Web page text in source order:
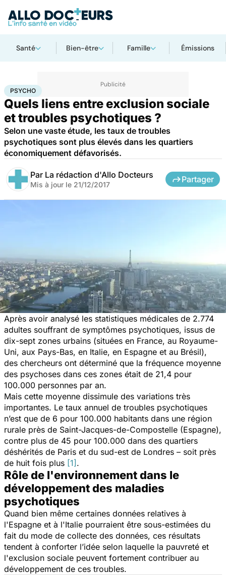
Santé Bien-être Famille Émissions
AccueilBien-être
PSYCHO
Quels liens entre exclusion sociale
et troubles psychotiques ?
Selon une vaste étude, les taux de troubles
psychotiques sont plus élevés dans les quartiers
économiquement défavorisés.
Par La rédaction d'Allo Docteurs
Mis à jour le 21/12/2017
Partager
Après avoir analysé les statistiques médicales de 2.774
adultes souffrant de symptômes psychotiques, issus de
dix-sept zones urbains (situées en France, au Royaume-
Uni, aux Pays-Bas, en Italie, en Espagne et au Brésil),
des chercheurs ont déterminé que la fréquence moyenne
des psychoses dans ces zones était de 21,4 pour
100.000 personnes par an.
Mais cette moyenne dissimule des variations très
importantes. Le taux annuel de troubles psychotiques
n’est que de 6 pour 100.000 habitants dans une région
rurale près de Saint-Jacques-de-Compostelle (Espagne),
contre plus de 45 pour 100.000 dans des quartiers
déshérités de Paris et du sud-est de Londres – soit près
de huit fois plus [1].
Rôle de l'environnement dans le
développement des maladies
psychotiques
Quand bien même certaines données relatives à
l'Espagne et à l'Italie pourraient être sous-estimées du
fait du mode de collecte des données, ces résultats
tendent à conforter l’idée selon laquelle la pauvreté et
l'exclusion sociale peuvent fortement contribuer au
développement de ces troubles.